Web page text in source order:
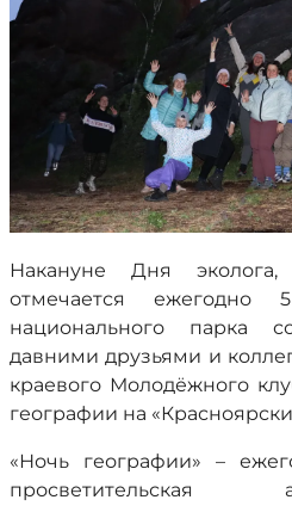
Накануне Дня
отмечается ежегодно
национального парка
давними друзьями и
краевого Молодёжного
географии на
«Ночь географии» –